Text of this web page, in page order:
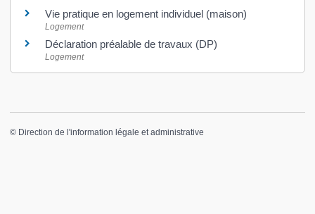
Vie pratique en logement individuel (maison)
Logement
Déclaration préalable de travaux (DP)
Logement
© Direction de l'information légale et administrative